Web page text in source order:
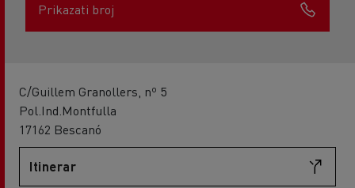
Prikazati broj
C/Guillem Granollers, nº 5
Pol.Ind.Montfulla
17162 Bescanó
Itinerar